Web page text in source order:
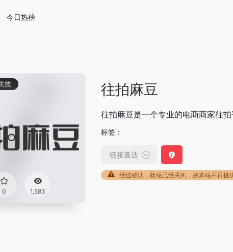
今日热榜
0 1,583
效 往拍麻豆
往拍麻豆是一个专业的电商商家往拍
标签：
链接直达
经过确认，此站已经关闭，故本站不再提